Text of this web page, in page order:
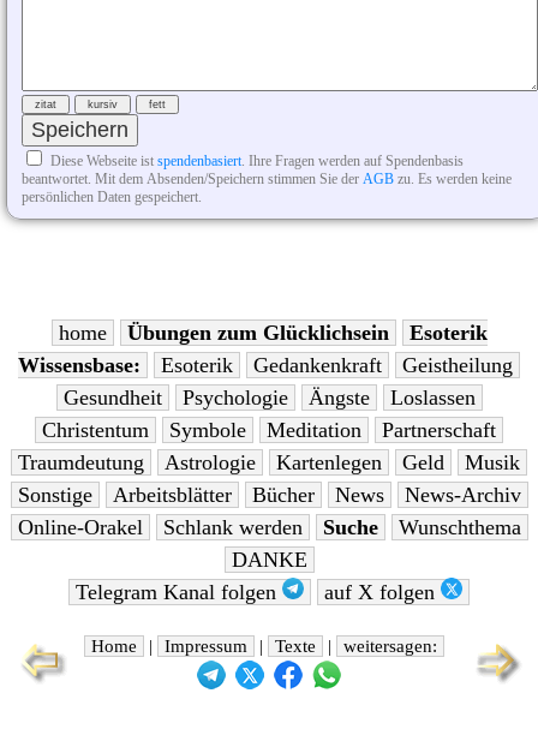
Diese Webseite ist spendenbasiert. Ihre Fragen werden auf Spendenbasis
beantwortet. Mit dem Absenden/Speichern stimmen Sie der AGBzu. Es werden keine
persönlichen Daten gespeichert.
home Übungen zum Glücklichsein
Esoterik
Wissensbase:
Esoterik Gedankenkraft
Geistheilung
Gesundheit
Psychologie Ängste
Loslassen
Christentum
Symbole Meditation
Partnerschaft
Traumdeutung
Astrologie Kartenlegen Geld
Musik
Sonstige
Arbeitsblätter Bücher News
News-Archiv
Online-Orakel
Schlank werden Suche
Wunschthema
DANKE
Telegram Kanal folgen
auf X folgen
Home | Impressum | Texte | weitersagen: